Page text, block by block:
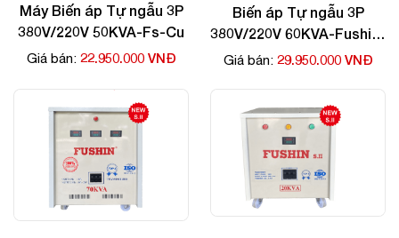
Máy Biến áp Tự ngẫu 3P
380V/220V 50KVA-Fs-Cu
Giá bán: 22.950.000 VNĐ
Biến áp Tự ngẫu 3P
380V/220V 60KVA-Fushin-
Cu
Giá bán: 29.950.000 VNĐ